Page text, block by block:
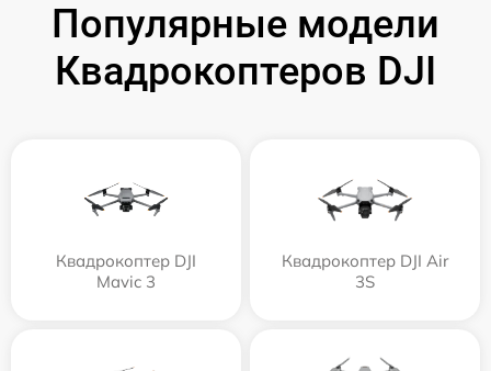
Популярные модели
Квадрокоптеров DJI
Квадрокоптер DJI
Mavic 3
Квадрокоптер DJI Air
3S